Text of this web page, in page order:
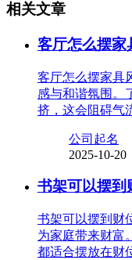
相关文章
客厅怎么摆家
客厅怎么摆家具
感与和谐氛围。
挤，这会阻碍气
公司起名
2025-10-20
书架可以摆到
书架可以摆到财
为家庭带来财富
都适合摆放在财